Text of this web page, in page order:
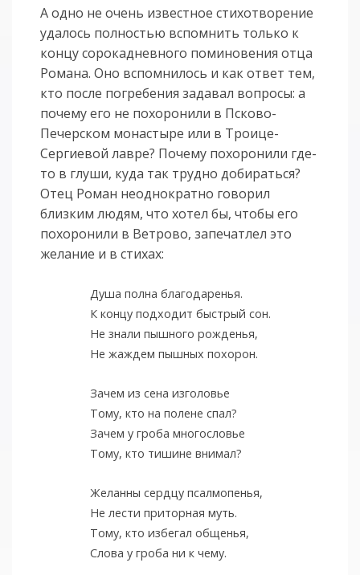
А одно не очень известное стихотворение
удалось полностью вспомнить только к
концу сорокадневного поминовения отца
Романа. Оно вспомнилось и как ответ тем,
кто после погребения задавал вопросы: а
почему его не похоронили в Псково-
Печерском монастыре или в Троице-
Сергиевой лавре? Почему похоронили где-
то в глуши, куда так трудно добираться?
Отец Роман неоднократно говорил
близким людям, что хотел бы, чтобы его
похоронили в Ветрово, запечатлел это
желание и в стихах:
Душа полна благодаренья.
К концу подходит быстрый сон.
Не знали пышного рожденья,
Не жаждем пышных похорон.
Зачем из сена изголовье
Тому, кто на полене спал?
Зачем у гроба многословье
Тому, кто тишине внимал?
Желанны сердцу псалмопенья,
Не лести приторная муть.
Тому, кто избегал общенья,
Слова у гроба ни к чему.